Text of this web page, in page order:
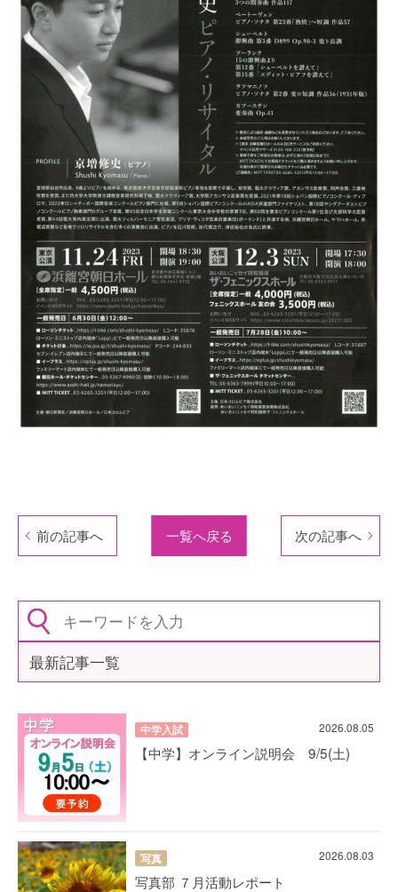
前の記事へ 一覧へ戻る 次の記事へ
最新記事一覧
中学入試 2026.08.05
【中学】オンライン説明会 9/5(土)
写真 2026.08.03
写真部 ７月活動レポート